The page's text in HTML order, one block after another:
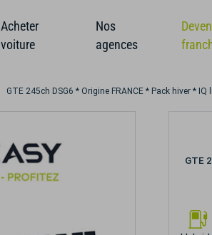
Acheter
voiture
Nos
agences
GTE 245ch DSG6 * Origine FRANCE * Pack hiver *
GTE